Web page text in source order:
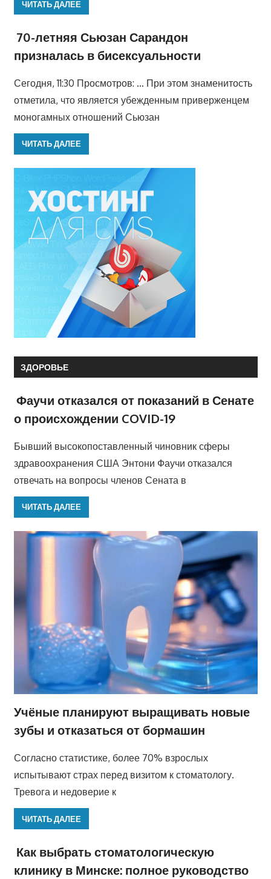
ЧИТАТЬ ДАЛЕЕ
70-летняя Сьюзан Сарандон
призналась в бисексуальности
Сегодня, 11:30 Просмотров: … При этом знаменитость
отметила, что является убежденным приверженцем
моногамных отношений Сьюзан
ЧИТАТЬ ДАЛЕЕ
ЗДОРОВЬЕ
Фаучи отказался от показаний в Сенате
о происхождении COVID-19
Бывший высокопоставленный чиновник сферы
здравоохранения США Энтони Фаучи отказался
отвечать на вопросы членов Сената в
ЧИТАТЬ ДАЛЕЕ
Учёные планируют выращивать новые
зубы и отказаться от бормашин
Согласно статистике, более 70% взрослых
испытывают страх перед визитом к стоматологу.
Тревога и недоверие к
ЧИТАТЬ ДАЛЕЕ
Как выбрать стоматологическую
клинику в Минске: полное руководство